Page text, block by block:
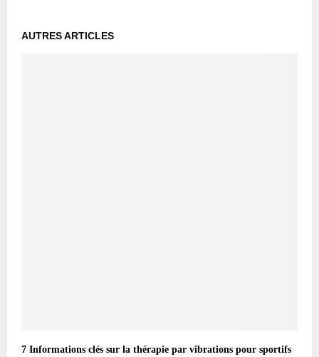
AUTRES ARTICLES
7 Informations clés sur la thérapie par vibrations pour sportifs